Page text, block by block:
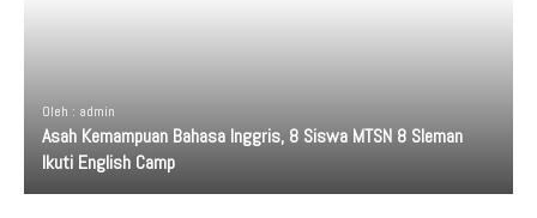
Oleh : admin
Asah Kemampuan Bahasa Inggris, 8 Siswa MTSN 8 Sleman
Ikuti English Camp